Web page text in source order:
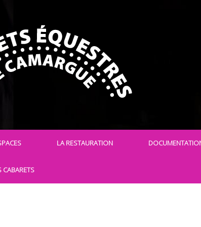
LA RESTAURATION
CABARETS